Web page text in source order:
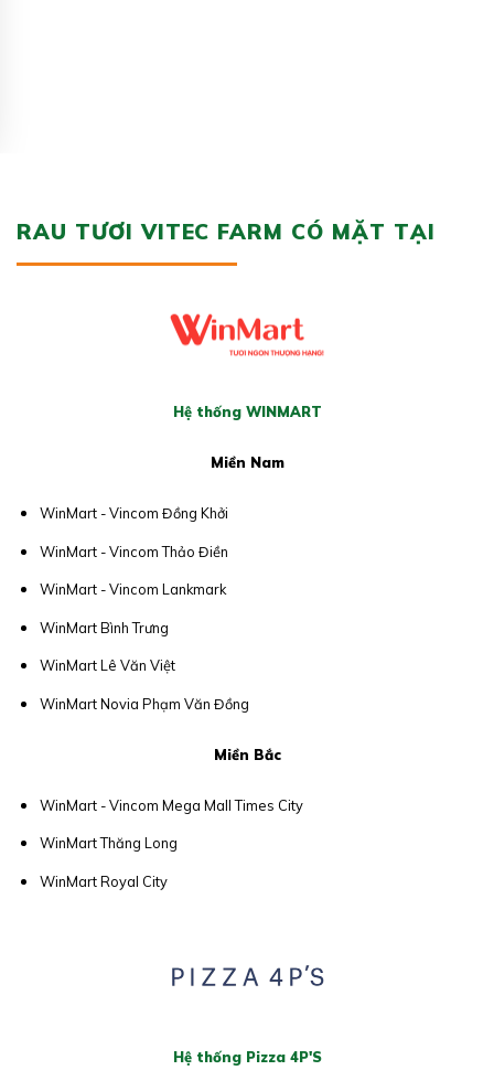
RAU TƯƠI VITEC FARM CÓ MẶT TẠI
Hệ thống WINMART
Miền Nam
WinMart - Vincom Đồng Khởi
WinMart - Vincom Thảo Điền
WinMart - Vincom Lankmark
WinMart Bình Trưng
WinMart Lê Văn Việt
WinMart Novia Phạm Văn Đồng
Miền Bắc
WinMart - Vincom Mega Mall Times City
WinMart Thăng Long
WinMart Royal City
Hệ thống Pizza 4P'S